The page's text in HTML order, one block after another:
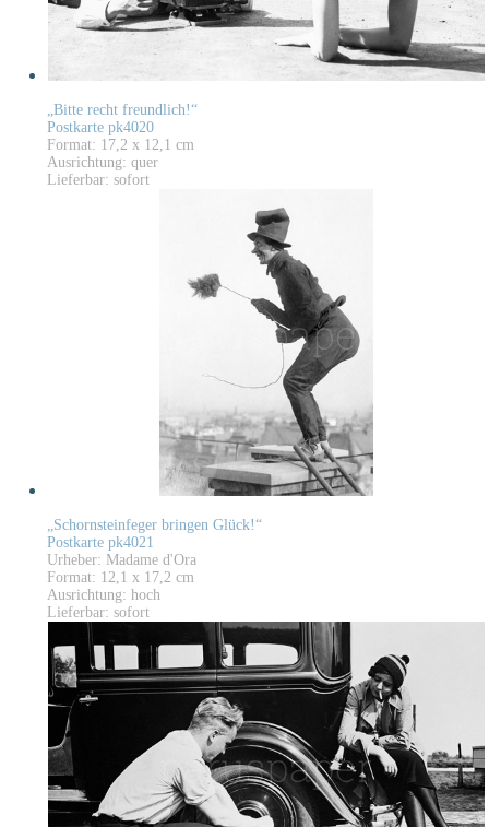
„Bitte recht freundlich!“
Postkarte pk4020
Format: 17,2 x 12,1 cm
Ausrichtung: quer
Lieferbar: sofort
„Schornsteinfeger bringen Glück!“
Postkarte pk4021
Urheber: Madame d'Ora
Format: 12,1 x 17,2 cm
Ausrichtung: hoch
Lieferbar: sofort